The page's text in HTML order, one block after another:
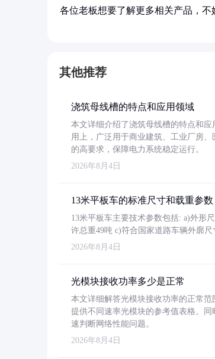
各位老板想要了解更多相关产品，
其他推荐
浇筑母线槽的特点和应用领域
本文详细介绍了浇筑母线槽的特点和
用上，广泛用于商业建筑、工业厂房
的高要求，保障电力系统稳定运行。
2026年8月4日
13米平板车的标准尺寸和载重参数
13米平板车主要技术参数包括: a)外形
许总重49吨 c)符合国家道路车辆外廓
2026年8月4日
光模块接收功率多少是正常
本文详细解答光模块接收功率的正常
提供不同速率光模块的参考值表格。
速判断网络性能问题。
2026年8月4日